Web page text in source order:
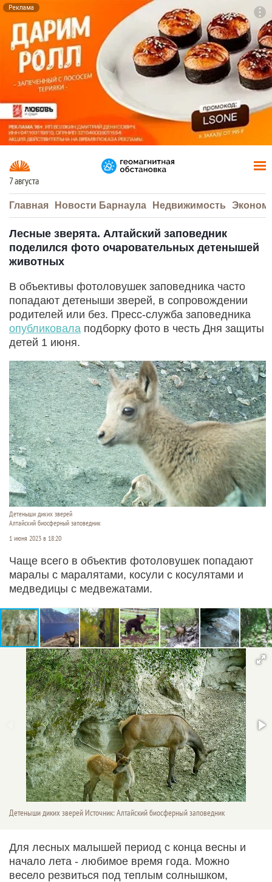
Реклама
7 августа
Главная Новости Барнаула Недвижимость
Лесные зверята. Алтайский заповедник
поделился фото очаровательных детенышей
животных
В объективы фотоловушек заповедника часто
попадают детеныши зверей, в сопровождении
родителей или без. Пресс-служба заповедника
опубликовала подборку фото в честь Дня защиты
детей 1 июня.
Детеныши диких зверей
Алтайский биосферный заповедник
1 июня 2023 в 18:20
Чаще всего в объектив фотоловушек попадают
маралы с маралятами, косули с косулятами и
медведицы с медвежатами.
Детеныши диких зверей Источник: Алтайский биосферный заповедник
Для лесных малышей период с конца весны и
начало лета - любимое время года. Можно
весело резвиться под теплым солнышком,